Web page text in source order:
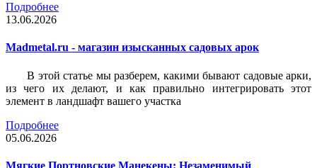
Подробнее
13.06.2026
Madmetal.ru - магазин изысканных садовых арок
В этой статье мы разберем, какими бывают садовые арки,
из чего их делают, и как правильно интегрировать этот
элемент в ландшафт вашего участка
Подробнее
05.06.2026
Мягкие Портновские Манекены: Незаменимый